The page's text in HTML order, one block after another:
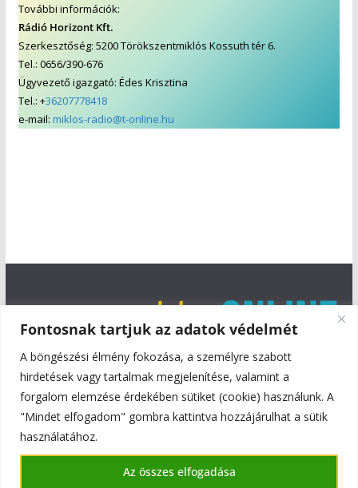
Fontosnak tartjuk az adatok védelmét
A böngészési élmény fokozása, a személyre szabott
hirdetések vagy tartalmak megjelenítése, valamint a
forgalom elemzése érdekében sütiket (cookie) használunk. A
"Mindet elfogadom" gombra kattintva hozzájárulhat a sütik
használatához.
Az összes elfogadása
További információk:
Rádió Horizont Kft.
Szerkesztőség: 5200 Törökszentmiklós Kossuth tér 6.
Tel.: 0656/390-676
Ügyvezető igazgató: Édes Krisztina
Tel.: +36207778418
e-mail: miklos-radio@t-online.hu
Copyright © 2026Szentmiklós Online